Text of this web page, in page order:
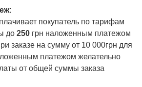
покупатель по тарифам
до 250 грн наложенным платежом
заказе на сумму от 10 000грн для
платежом желательно
от общей суммы заказа